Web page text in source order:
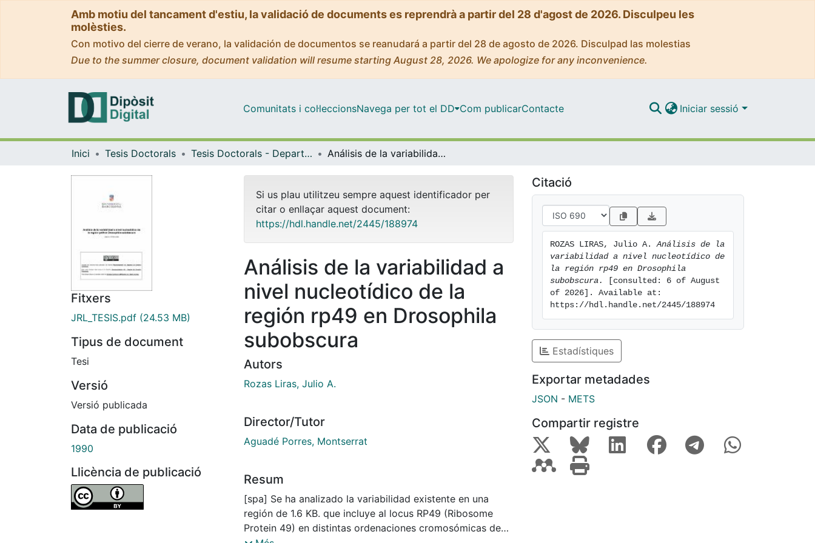
Amb motiu del tancament d'estiu, la validació de documents es reprendrà a partir del 28 d'agost de 2026. Disculpeu les
molèsties.
Con motivo del cierre de verano, la validación de documentos se reanudará a partir del 28 de agosto de 2026. Disculpad las molestias
Due to the summer closure, document validation will resume starting August 28, 2026. We apologize for any inconvenience.
Comunitats i col·leccionsNavega per tot el DD Com publicarContacte Iniciar sessió
Inici Tesis Doctorals Tesis Doctorals - Departament - Genètica Análisis de la variabilidad a nivel nucleotídico de la región rp49 en Drosophila subobscura
Fitxers
JRL_TESIS.pdf (24.53 MB)
Tipus de document
Tesi
Versió
Versió publicada
Data de publicació
1990
Llicència de publicació
Si us plau utilitzeu sempre aquest identificador per
citar o enllaçar aquest document:
https://hdl.handle.net/2445/188974
Análisis de la variabilidad a
nivel nucleotídico de la
región rp49 en Drosophila
subobscura
Autors
Rozas Liras, Julio A.
Director/Tutor
Aguadé Porres, Montserrat
Resum
[spa] Se ha analizado la variabilidad existente en una
región de 1.6 KB. que incluye al locus RP49 (Ribosome
Protein 49) en distintas ordenaciones cromosómicas de
Citació
ROZAS LIRAS, Julio A. Análisis de la
variabilidad a nivel nucleotídico de
la región rp49 en Drosophila
subobscura.
[consulted: 6 of August
of 2026]. Available at:
https://hdl.handle.net/2445/188974
Estadístiques
Exportar metadades
JSON - METS
Compartir registre